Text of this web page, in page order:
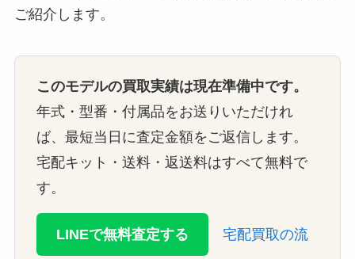
ご紹介します。
このモデルの買取実績は現在準備中です。
年式・型番・付属品をお送りいただけれ
ば、最短当日に査定金額をご返信します。
宅配キット・送料・返送料はすべて無料で
す。
LINEで無料査定する 宅配買取の流